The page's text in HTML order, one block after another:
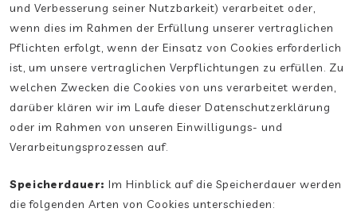
und Verbesserung seiner Nutzbarkeit) verarbeitet oder,
wenn dies im Rahmen der Erfüllung unserer vertraglichen
Pflichten erfolgt, wenn der Einsatz von Cookies erforderlich
ist, um unsere vertraglichen Verpflichtungen zu erfüllen. Zu
welchen Zwecken die Cookies von uns verarbeitet werden,
darüber klären wir im Laufe dieser Datenschutzerklärung
oder im Rahmen von unseren Einwilligungs- und
Verarbeitungsprozessen auf.
Speicherdauer: Im Hinblick auf die Speicherdauer werden
die folgenden Arten von Cookies unterschieden: